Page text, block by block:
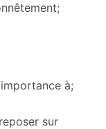
à;
sur